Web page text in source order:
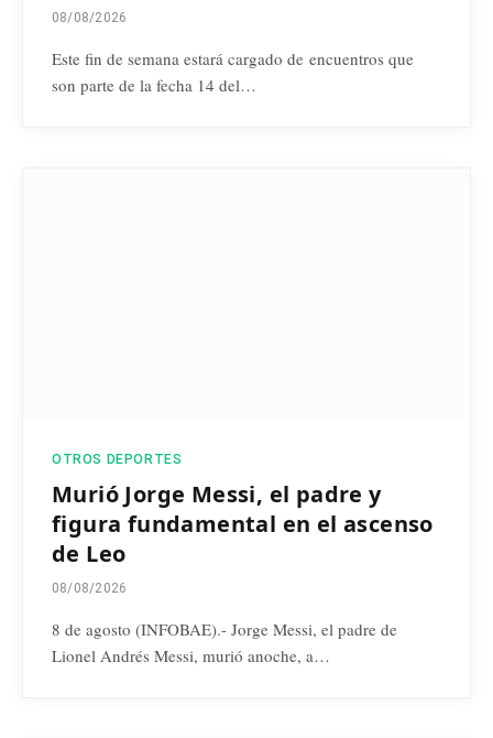
08/08/2026
Este fin de semana estará cargado de encuentros que
son parte de la fecha 14 del…
OTROS DEPORTES
Murió Jorge Messi, el padre y
figura fundamental en el ascenso
de Leo
08/08/2026
8 de agosto (INFOBAE).- Jorge Messi, el padre de
Lionel Andrés Messi, murió anoche, a…